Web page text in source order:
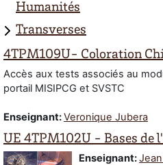
Humanités
Transverses
4TPM109U- Coloration
Accès aux tests associés au
portail MISIPCG et SVSTC
Enseignant:Veronique Jubera
UE 4TPM102U - Bases de
Enseignant: